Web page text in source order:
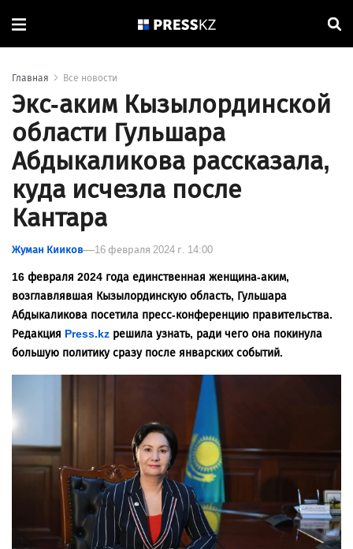
Главная Все новости
Экс-аким Кызылординской
области Гульшара
Абдыкаликова рассказала,
куда исчезла после
Кантара
Жуман Кииков 16 февраля 2024 г. 14:00
16 февраля 2024 года единственная женщина-аким,
возглавлявшая Кызылординскую область, Гульшара
Абдыкаликова посетила пресс-конференцию правительства.
Редакция Press.kz решила узнать, ради чего она покинула
большую политику сразу после январских событий.